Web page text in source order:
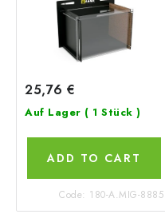
25,76 €
Auf Lager ( 1 Stück )
ADD TO CART
Code: 180-A.MIG-8885